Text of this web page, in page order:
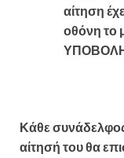
αίτηση
οθόνη το
ΥΠΟΒΟΛΗ
Κάθε
αίτησή του θα